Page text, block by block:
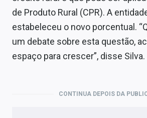
de Produto Rural (CPR). A
estabeleceu o novo porcentual.
um debate sobre esta questão,
espaço para crescer”, disse Silva.
CONTINUA DEPOIS DA